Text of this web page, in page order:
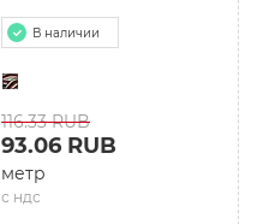
В наличии
116.33 RUB
с ндс
93.06 RUB
метр